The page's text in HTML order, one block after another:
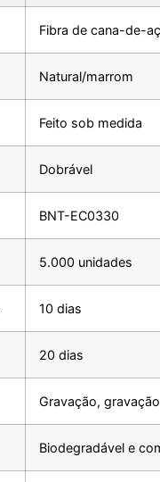
Fibra de cana-de-
Natural/marrom
Feito sob medida
Dobrável
BNT-EC0330
5.000 unidades
10 dias
20 dias
Gravação,
Biodegradável e